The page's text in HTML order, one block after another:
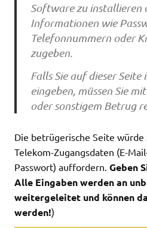
Software zu installieren
Informationen wie
Telefonnummern oder
zugeben.
Falls Sie auf dieser
eingeben, müssen Sie
oder sonstigem Betrug
Die betrügerische Seite
Telekom-Zugangsdaten (E-
Passwort) auffordern. Geben
Alle Eingaben werden an
weitergeleitet und können
werden!)